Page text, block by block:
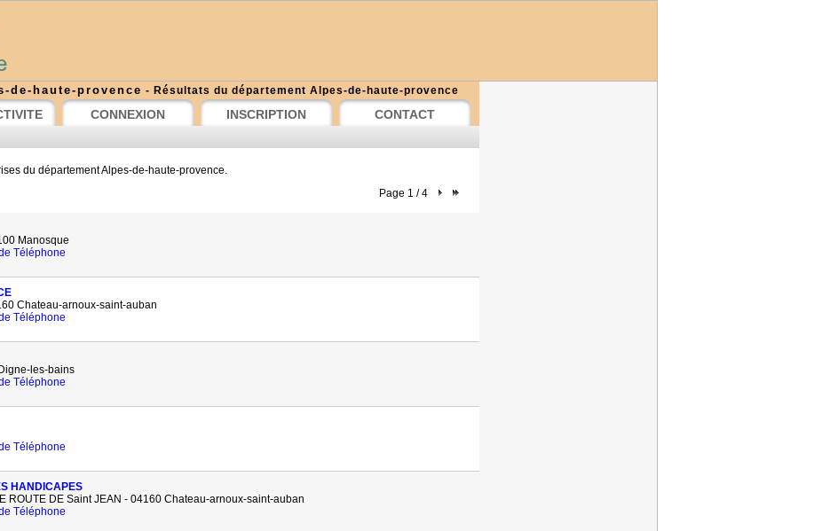
de-haute-provence - Résultats du département Alpes-de-haute-provence
CONNEXION INSCRIPTION CONTACT
du département Alpes-de-haute-provence.
Page 1 / 4
Manosque
Téléphone
Chateau-arnoux-saint-auban
Téléphone
les-bains
Téléphone
Téléphone
HANDICAPES
ROUTE DE Saint JEAN - 04160 Chateau-arnoux-saint-auban
Téléphone